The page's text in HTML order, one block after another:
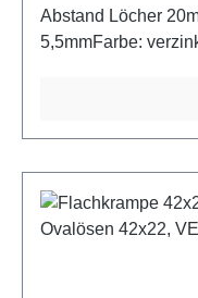
Abstand Löcher
5,5mmFarbe: